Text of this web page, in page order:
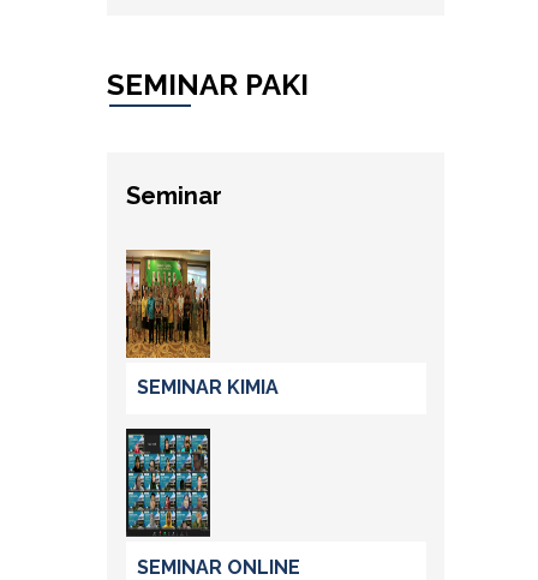
SEMINAR PAKI
Seminar
SEMINAR KIMIA
SEMINAR ONLINE